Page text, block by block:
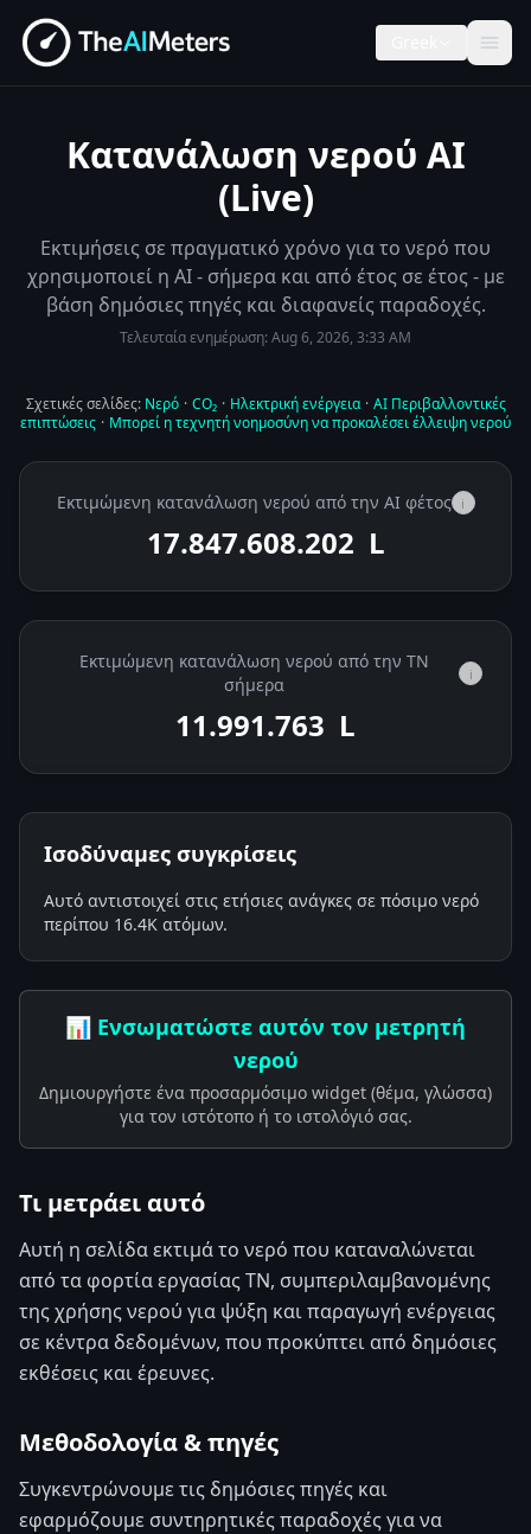
Κατανάλωση νερού AI
(Live)
Εκτιμήσεις σε πραγματικό χρόνο για το νερό που
χρησιμοποιεί η ΑΙ - σήμερα και από έτος σε έτος - με
βάση δημόσιες πηγές και διαφανείς παραδοχές.
Τελευταία ενημέρωση:Aug 6, 2026, 3:33 AM
Σχετικές σελίδες: Νερό · CO₂ · Ηλεκτρική ενέργεια · AI Περιβαλλοντικές
επιπτώσεις · Μπορεί η τεχνητή νοημοσύνη να προκαλέσει έλλειψη νερού
Εκτιμώμενη κατανάλωση νερού από την AI φέτος i
17.847.608.361 L
Εκτιμώμενη κατανάλωση νερού από την ΤΝ
σήμερα
i
11.991.921 L
Ισοδύναμες συγκρίσεις
Αυτό αντιστοιχεί στις ετήσιες ανάγκες σε πόσιμο νερό
περίπου 16.4K ατόμων.
📊 Ενσωματώστε αυτόν τον μετρητή
νερού
Δημιουργήστε ένα προσαρμόσιμο widget (θέμα, γλώσσα)
για τον ιστότοπο ή το ιστολόγιό σας.
Τι μετράει αυτό
Αυτή η σελίδα εκτιμά το νερό που καταναλώνεται
από τα φορτία εργασίας ΤΝ, συμπεριλαμβανομένης
της χρήσης νερού για ψύξη και παραγωγή ενέργειας
σε κέντρα δεδομένων, που προκύπτει από δημόσιες
εκθέσεις και έρευνες.
Μεθοδολογία & πηγές
Συγκεντρώνουμε τις δημόσιες πηγές και
εφαρμόζουμε συντηρητικές παραδοχές για να